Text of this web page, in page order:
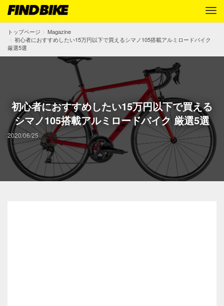
トップページ
Magazine
初心者におすすめしたい15万円以下で買えるシマノ105搭載アルミロードバイク
厳選5選
初心者におすすめしたい15万円以下で買える
シマノ105搭載アルミロードバイク 厳選5選
2020/06/25